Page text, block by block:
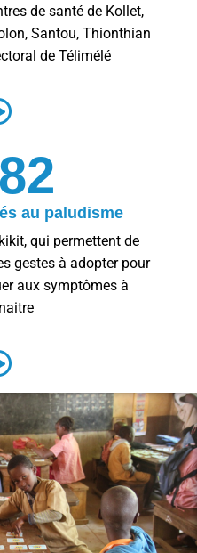
de santé de Kollet,
Santou, Thionthian
de Télimélé
au paludisme
qui permettent de
gestes à adopter pour
aux symptômes à